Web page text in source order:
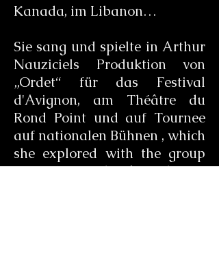
Kanada, im Libanon…
Sie sang und spielte in Arthur
Nauziciels Produktion von
„Ordet“ für das Festival
d'Avignon, am Théâtre du
Rond Point und auf Tournee
auf nationalen Bühnen , which
she explored with the group
Gaïa Voci until 2012 and since